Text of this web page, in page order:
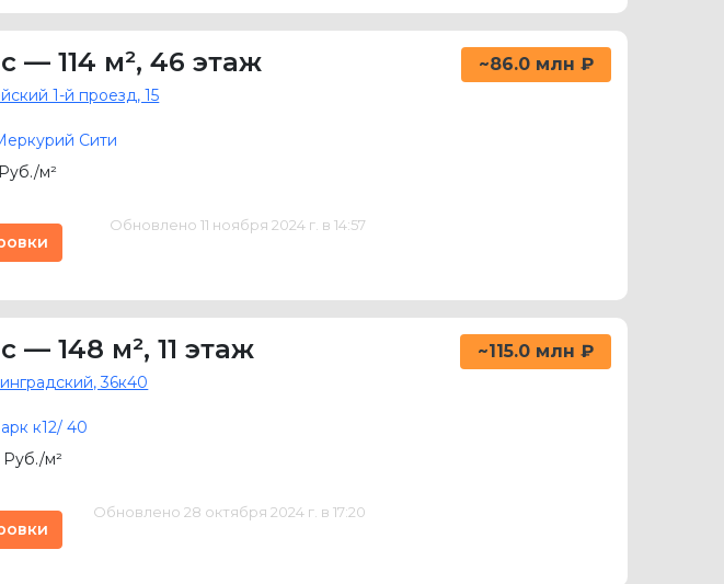
—114 м²,46 этаж ~86.0 млн ₽
1-й проезд, 15
Сити
м²
Обновлено 11 ноября 2024 г. в 14:57
—148 м²,11 этаж ~115.0 млн ₽
36к40
к12/ 40
м²
Обновлено 28 октября 2024 г. в 17:20